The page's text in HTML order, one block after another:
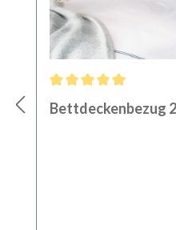
Durchschnittliche
Bettdeckenbezug